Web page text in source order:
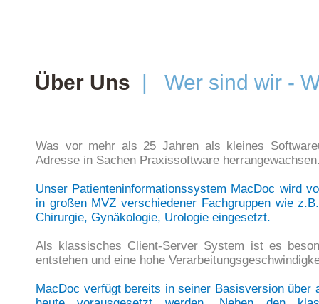
Über Uns | Wer sind wir -
Was vor mehr als 25 Jahren als kleines
Adresse in Sachen Praxissoftware
Unser Patienteninformationssystem MacDoc wird
in großen MVZ verschiedener Fachgruppen wie
Chirurgie, Gynäkologie, Urologie eingesetzt.
Als klassisches Client-Server System ist es
entstehen und eine hohe
MacDoc verfügt bereits in seiner Basisversion über